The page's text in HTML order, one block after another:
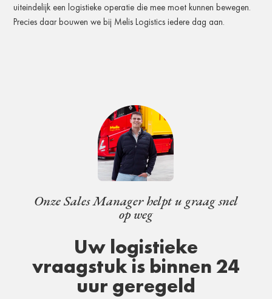
uiteindelijk een logistieke operatie die mee moet kunnen bewegen.
Precies daar bouwen we bij Melis Logistics iedere dag aan.
Onze Sales Manager helpt u graag snel
op weg
Uw logistieke
vraagstuk is binnen 24
uur geregeld